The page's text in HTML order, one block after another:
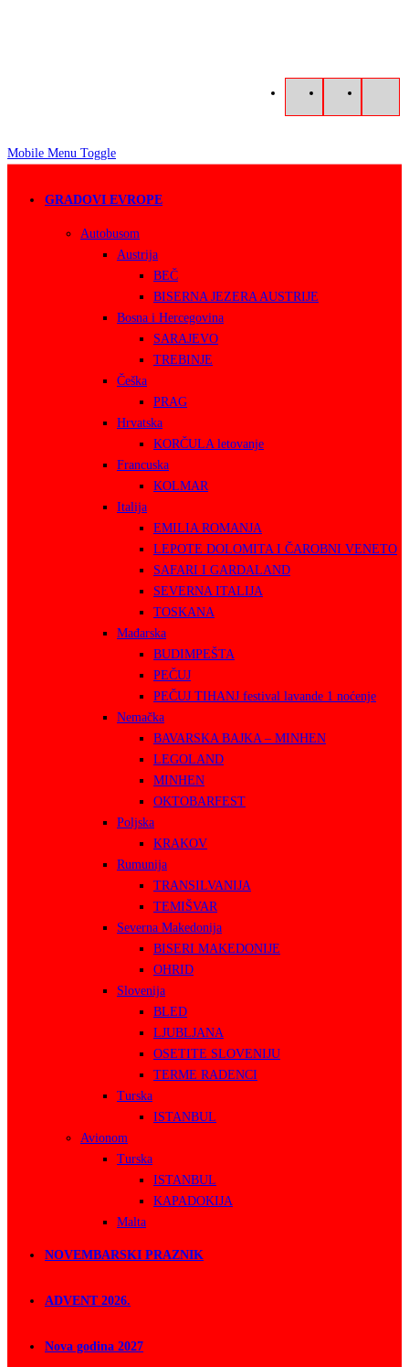
Mobile Menu Toggle
GRADOVI EVROPE
Autobusom
Austrija
BEČ
BISERNA JEZERA AUSTRIJE
Bosna i Hercegovina
SARAJEVO
TREBINJE
Češka
PRAG
Hrvatska
KORČULA letovanje
Francuska
KOLMAR
Italija
EMILIA ROMANJA
LEPOTE DOLOMITA I ČAROBNI VENETO
SAFARI I GARDALAND
SEVERNA ITALIJA
TOSKANA
Mađarska
BUDIMPEŠTA
PEČUJ
PEČUJ TIHANJ festival lavande 1 noćenje
Nemačka
BAVARSKA BAJKA – MINHEN
LEGOLAND
MINHEN
OKTOBARFEST
Poljska
KRAKOV
Rumunija
TRANSILVANIJA
TEMIŠVAR
Severna Makedonija
BISERI MAKEDONIJE
OHRID
Slovenija
BLED
LJUBLJANA
OSETITE SLOVENIJU
TERME RADENCI
Turska
ISTANBUL
Avionom
Turska
ISTANBUL
KAPADOKIJA
Malta
NOVEMBARSKI PRAZNIK
ADVENT 2026.
Nova godina 2027